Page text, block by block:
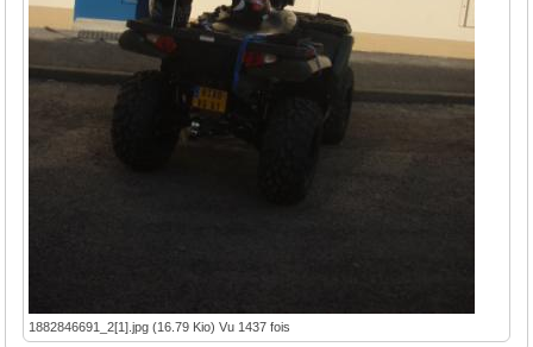
1882846691_2[1].jpg (16.79 Kio) Vu 1437 fois